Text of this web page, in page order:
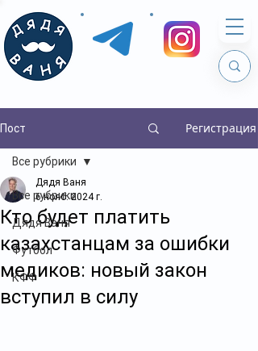
Пост Регистрация
Все рубрики
Дядя Ваня
Футбол
КФФ
Все рубрики
Кто будет платить
казахстанцам за ошибки
медиков: новый закон
вступил в силу
Дядя Ваня
6 нояб. 2024 г.